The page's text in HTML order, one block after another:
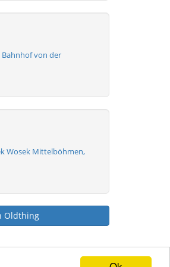
Bahnhof von der
Wosek Mittelböhmen,
Oldthing